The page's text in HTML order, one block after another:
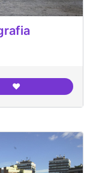
❤️Interior del